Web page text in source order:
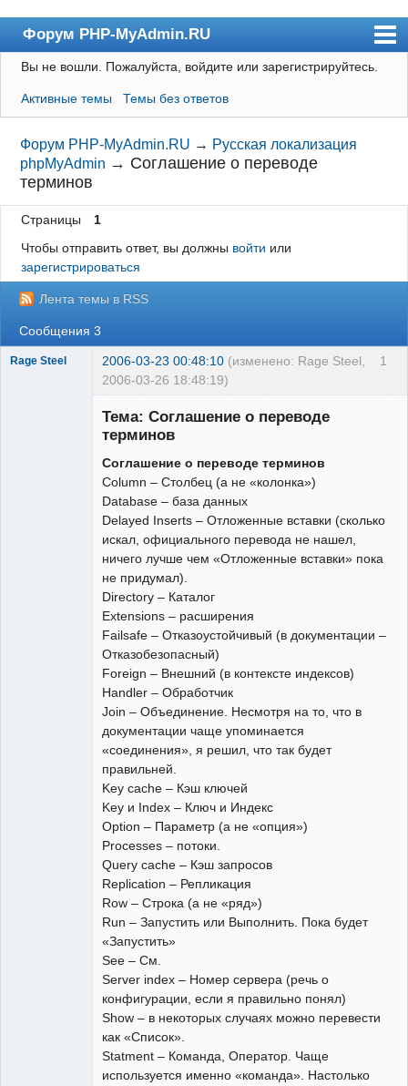
Форум PHP-MyAdmin.RU
Форум
Пользователи
Правила
Поиск
Регистрация
Вы не вошли. Пожалуйста, войдите или зарегистрируйтесь.
Активные темы Темы без ответов
Форум PHP-MyAdmin.RU → Русская локализация
phpMyAdmin → Соглашение о переводе
терминов
Страницы
1
Чтобы отправить ответ, вы должны войти или
зарегистрироваться
Лента темы в RSS
Сообщения 3
1
Rage Steel 2006-03-23 00:48:10 (изменено: Rage Steel,
2006-03-26 18:48:19)
Тема: Соглашение о переводе
терминов
Соглашение о переводе терминов
Column – Столбец (а не «колонка»)
Database – база данных
Delayed Inserts – Отложенные вставки (сколько
искал, официального перевода не нашел,
ничего лучше чем «Отложенные вставки» пока
не придумал).
Directory – Каталог
Extensions – расширения
Failsafe – Отказоустойчивый (в документации –
Отказобезопасный)
Foreign – Внешний (в контексте индексов)
Handler – Обработчик
Join – Объединение. Несмотря на то, что в
документации чаще упоминается
«соединения», я решил, что так будет
правильней.
Key cache – Кэш ключей
Key и Index – Ключ и Индекс
Option – Параметр (а не «опция»)
Processes – потоки.
Query cache – Кэш запросов
Replication – Репликация
Row – Строка (а не «ряд»)
Run – Запустить или Выполнить. Пока будет
«Запустить»
See – См.
Server index – Номер сервера (речь о
конфигурации, если я правильно понял)
Show – в некоторых случаях можно перевести
как «Список».
Statment – Команда, Оператор. Чаще
используется именно «команда». Настолько